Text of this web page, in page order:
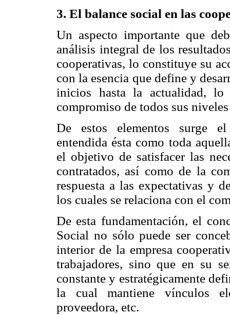
3. El balance social en las
Un aspecto importante que
análisis integral de los
cooperativas, lo constituye su
con la esencia que define y
inicios hasta la actualidad,
compromiso de todos sus
De estos elementos surge
entendida ésta como toda
el objetivo de satisfacer las
contratados, así como de la
respuesta a las expectativas y
los cuales se relaciona con el
De esta fundamentación, el
Social no sólo puede ser
interior de la empresa
trabajadores, sino que en su
constante y estratégicamente
la cual mantiene vínculos
proveedora, etc.